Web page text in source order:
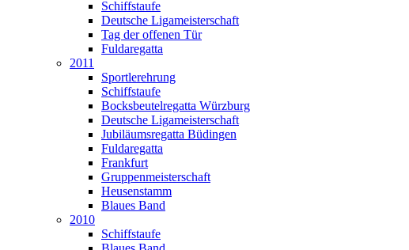
Schiffstaufe
Deutsche Ligameisterschaft
Tag der offenen Tür
Fuldaregatta
2011
Sportlerehrung
Schiffstaufe
Bocksbeutelregatta Würzburg
Deutsche Ligameisterschaft
Jubiläumsregatta Büdingen
Fuldaregatta
Frankfurt
Gruppenmeisterschaft
Heusenstamm
Blaues Band
2010
Schiffstaufe